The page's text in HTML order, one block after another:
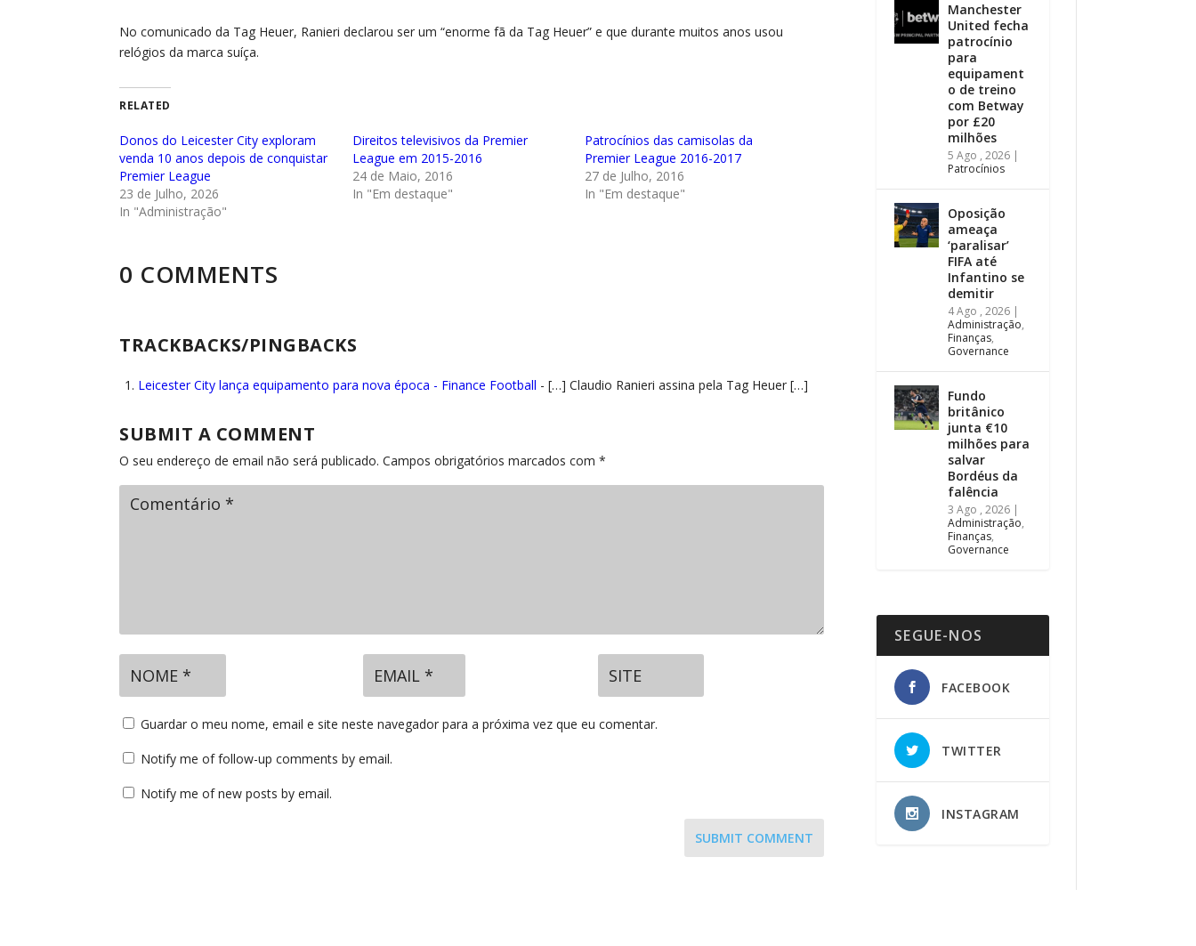
No comunicado da Tag Heuer, Ranieri declarou ser um “enorme fã da Tag Heuer” e que durante muitos anos usou
relógios da marca suíça.
RELATED
Donos do Leicester City exploram
venda 10 anos depois de conquistar
Premier League
23 de Julho, 2026
In "Administração"
Direitos televisivos da Premier
League em 2015-2016
24 de Maio, 2016
In "Em destaque"
Patrocínios das camisolas da
Premier League 2016-2017
27 de Julho, 2016
In "Em destaque"
0 COMMENTS
TRACKBACKS/PINGBACKS
Leicester City lança equipamento para nova época - Finance Football - […] Claudio Ranieri assina pela Tag Heuer […]
SUBMIT A COMMENT
O seu endereço de email não será publicado. Campos obrigatórios marcados com*
Guardar o meu nome, email e site neste navegador para a próxima vez que eu comentar.
Notify me of follow-up comments by email.
Notify me of new posts by email.
SUBMIT COMMENT
Manchester
United fecha
patrocínio
para
equipament
o de treino
com Betway
por £20
milhões
5 Ago , 2026 |
Patrocínios
Oposição
ameaça
‘paralisar’
FIFA até
Infantino se
demitir
4 Ago , 2026 |
Administração,
Finanças,
Governance
Fundo
britânico
junta €10
milhões para
salvar
Bordéus da
falência
3 Ago , 2026 |
Administração,
Finanças,
Governance
SEGUE-NOS
FACEBOOK
TWITTER
INSTAGRAM